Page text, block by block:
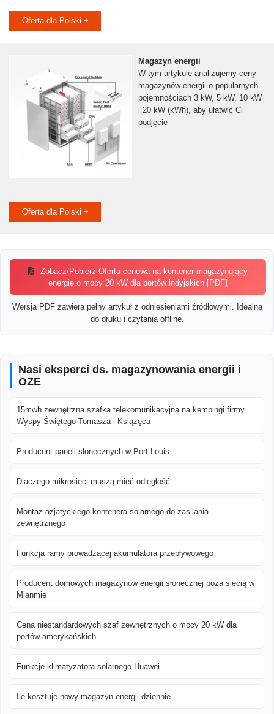
Oferta dla Polski +
Magazyn energii
W tym artykule analizujemy ceny
magazynów energii o popularnych
pojemnościach 3 kW, 5 kW, 10 kW
i 20 kW (kWh), aby ułatwić Ci
podjęcie
Oferta dla Polski +
Zobacz/Pobierz Oferta cenowa na kontener magazynujący
energię o mocy 20 kW dla portów indyjskich [PDF]
Wersja PDF zawiera pełny artykuł z odniesieniami źródłowymi. Idealna
do druku i czytania offline.
Nasi eksperci ds. magazynowania energii i
OZE
15mwh zewnętrzna szafka telekomunikacyjna na kempingi firmy
Wyspy Świętego Tomasza i Książęca
Producent paneli słonecznych w Port Louis
Dlaczego mikrosieci muszą mieć odległość
Montaż azjatyckiego kontenera solarnego do zasilania
zewnętrznego
Funkcja ramy prowadzącej akumulatora przepływowego
Producent domowych magazynów energii słonecznej poza siecią w
Mjanmie
Cena niestandardowych szaf zewnętrznych o mocy 20 kW dla
portów amerykańskich
Funkcje klimatyzatora solarnego Huawei
Ile kosztuje nowy magazyn energii dziennie